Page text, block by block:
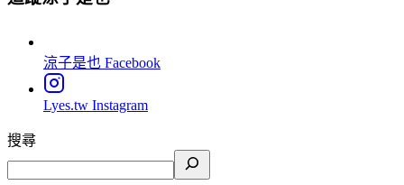
涼子是也 Facebook
Lyes.tw Instagram
搜尋